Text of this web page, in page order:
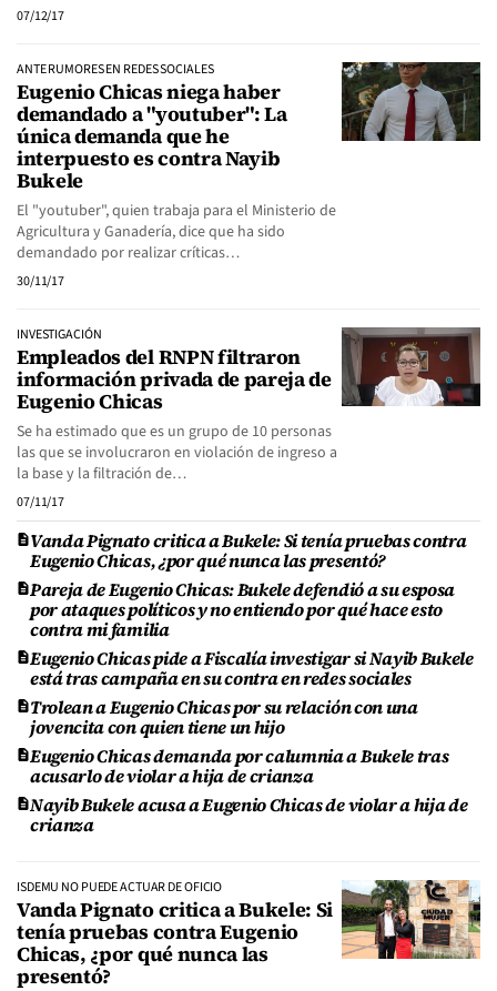
07/12/17
ANTE RUMORES EN REDES SOCIALES
Eugenio Chicas niega haber
demandado a "youtuber": La
única demanda que he
interpuesto es contra Nayib
Bukele
El "youtuber", quien trabaja para el Ministerio de
Agricultura y Ganadería, dice que ha sido
demandado por realizar críticas…
30/11/17
INVESTIGACIÓN
Empleados del RNPN filtraron
información privada de pareja de
Eugenio Chicas
Se ha estimado que es un grupo de 10 personas
las que se involucraron en violación de ingreso a
la base y la filtración de…
07/11/17
Vanda Pignato critica a Bukele: Si tenía pruebas contra
Eugenio Chicas, ¿por qué nunca las presentó?
Pareja de Eugenio Chicas: Bukele defendió a su esposa
por ataques políticos y no entiendo por qué hace esto
contra mi familia
Eugenio Chicas pide a Fiscalía investigar si Nayib Bukele
está tras campaña en su contra en redes sociales
Trolean a Eugenio Chicas por su relación con una
jovencita con quien tiene un hijo
Eugenio Chicas demanda por calumnia a Bukele tras
acusarlo de violar a hija de crianza
Nayib Bukele acusa a Eugenio Chicas de violar a hija de
crianza
ISDEMU NO PUEDE ACTUAR DE OFICIO
Vanda Pignato critica a Bukele: Si
tenía pruebas contra Eugenio
Chicas, ¿por qué nunca las
presentó?